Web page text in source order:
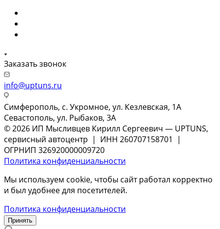
Заказать звонок
info@uptuns.ru
Симферополь, с. Укромное, ул. Кезлевская, 1А
Севастополь, ул. Рыбаков, 3А
© 2026 ИП Мысливцев Кирилл Сергеевич — UPTUNS,
сервисный автоцентр | ИНН 260707158701 |
ОГРНИП 326920000009720
Политика конфиденциальности
Мы используем cookie, чтобы сайт работал корректно
и был удобнее для посетителей.
Политика конфиденциальности
Принять